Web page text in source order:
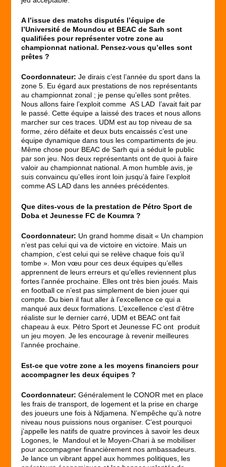
A l’issue des matchs disputés l’équipe de
l’Université de Moundou et BEAC de Sarh sont
qualifiées pour représenter votre zone au
championnat national. Pensez-vous qu’elles sont
prêtes ?
Coordonnateur: Je dirais c’est l’année du sport dans la
zone 5. Eu égard aux prestations de nos représentants
au championnat zonal ; je pense qu’elles sont prêtes.
Nous allons faire l’exploit comme AS LAD l’avait fait par
le passé. Cette équipe a laissé des traces et nous allons
marcher sur ces traces. UDM est au top niveau de sa
forme, zéro défaite et deux buts encaissés c’est une
équipe dynamique dans tous les compartiments de jeu.
Même chose pour BEAC de Sarh qui a séduit le public
par son jeu. Nos deux représentants ont de quoi à faire
valoir au championnat national. A mon humble avis, je
suis convaincu qu’elles iront loin jusqu’à faire l’exploit
comme AS LAD dans les années précédentes.
Que dites-vous de la prestation de Pétro Sport de
Doba et Jeunesse FC de Koumra ?
Coordonnateur: Un grand homme disait « Un champion
n’est pas celui qui va de victoire en victoire. Mais un
champion, c’est celui qui se relève chaque fois qu’il
tombe ». Mon vœu pour ces deux équipes qu’elles
apprennent de leurs erreurs et qu’elles reviennent plus
fortes l’année prochaine. Elles ont très bien joués. Mais
en football ce n’est pas simplement de bien jouer qui
compte. Du bien il faut aller à l’excellence ce qui a
manqué aux deux formations. L’excellence c’est d’être
réaliste sur le dernier carré, UDM et BEAC ont fait
chapeau à eux. Pétro Sport et Jeunesse FC ont produit
un jeu moyen. Je les encourage à revenir meilleures
l’année prochaine.
Est-ce que votre zone a les moyens financiers pour
accompagner les deux équipes ?
Coordonnateur: Généralement le CONOR met en place
les frais de transport, de logement et la prise en charge
des joueurs une fois à Ndjamena. N’empêche qu’à notre
niveau nous puissions nous organiser. C’est pourquoi
j’appelle les natifs de quatre provinces à savoir les deux
Logones, le Mandoul et le Moyen-Chari à se mobiliser
pour accompagner financièrement nos ambassadeurs.
Je lance un vibrant appel aux hommes politiques, les